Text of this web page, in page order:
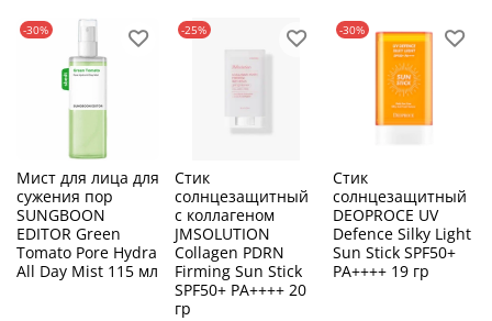
-30%
Мист для лица для
сужения пор
SUNGBOON
EDITOR Green
Tomato Pore Hydra
All Day Mist 115 мл
-25%
Стик
солнцезащитный
с коллагеном
JMSOLUTION
Collagen PDRN
Firming Sun Stick
SPF50+ PA++++ 20
гр
-30%
Стик
солнцезащитный
DEOPROCE UV
Defence Silky Light
Sun Stick SPF50+
PA++++ 19 гр